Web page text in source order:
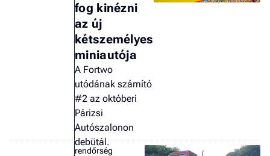
fog kinézni
az új
kétszemélyes
miniautója
A Fortwo
utódának számító
#2 az októberi
Párizsi
Autószalonon
debütál.
rendőrség